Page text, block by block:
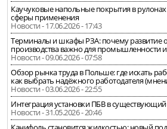
Каучуковые напольные покрытия в рулонах
сферы применения
Новости - 17.06.2026 - 17:43
Терминалы и шкафы РЗА: почему развитие
производства важно для промышленности
Новости - 09.06.2026 - 07:58
Обзор рынка труда в Польше: где искать
как выбрать надёжного работодателя
Новости - 03.06.2026 - 22:55
Интеграция установки ПБВ в
Новости - 31.05.2026 - 20:46